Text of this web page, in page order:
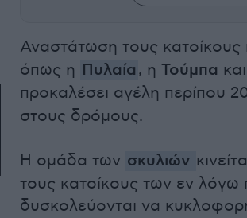
Αναστάτωση τους κατοίκους
όπως η Πυλαία , η Τούμπα
προκαλέσει αγέλη περίπου
στους δρόμους.
Η ομάδα των σκυλιών
τους κατοίκους των εν λόγω
δυσκολεύονται να